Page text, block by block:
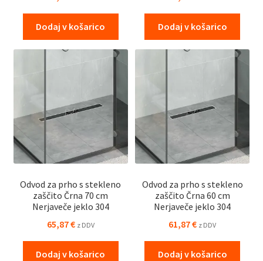
Dodaj v košarico Dodaj v košarico
Odvod za prho s stekleno
zaščito Črna 70 cm
Nerjaveče jeklo 304
65,87€ z DDV
Dodaj v košarico
Odvod za prho s stekleno
zaščito Črna 60 cm
Nerjaveče jeklo 304
61,87€ z DDV
Dodaj v košarico